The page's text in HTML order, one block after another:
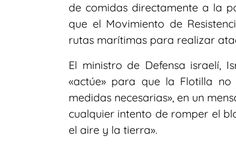
de comidas directamente a la
que el Movimiento de
rutas marítimas para realizar
El ministro de Defensa israelí,
«actúe» para que la Flotilla
medidas necesarias», en un
cualquier intento de romper el
el aire y la tierra».